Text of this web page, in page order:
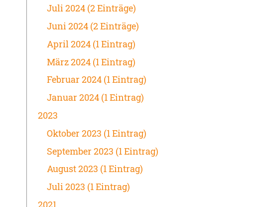
Juli 2024 (2 Einträge)
Juni 2024 (2 Einträge)
April 2024 (1 Eintrag)
März 2024 (1 Eintrag)
Februar 2024 (1 Eintrag)
Januar 2024 (1 Eintrag)
2023
Oktober 2023 (1 Eintrag)
September 2023 (1 Eintrag)
August 2023 (1 Eintrag)
Juli 2023 (1 Eintrag)